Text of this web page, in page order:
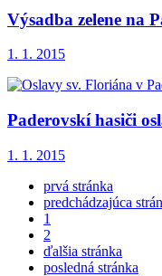
Výsadba zelene na
1. 1. 2015
Paderovskí hasiči
1. 1. 2015
prvá stránka
predchádzajúca
1
2
ďalšia stránka
posledná stránka